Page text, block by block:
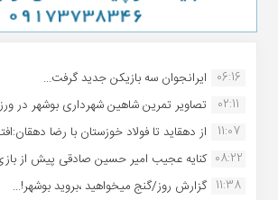
06:16 ایرانجوان سه بازیکن جدید گرفت...
02:11
تصاویر تمرین شاهین شهردارى بوشهر در
11:07
از دهقاید تا فولاد خوزستان با رضا
08:22 کنایه عجیب امیر حسین صادقی پیش از
11:38 گزارش روز/گنج میخواهید ،بروید بوشهر!...